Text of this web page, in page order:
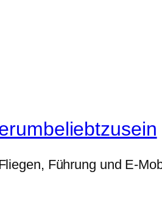
Führung und E-